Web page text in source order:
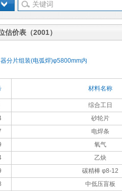
估价表（2001）
分片组装(电弧焊)φ5800mm内
材料名称
综合工日
砂轮片
电焊条
氧气
乙炔
碳精棒 φ8-12
中低压盲板